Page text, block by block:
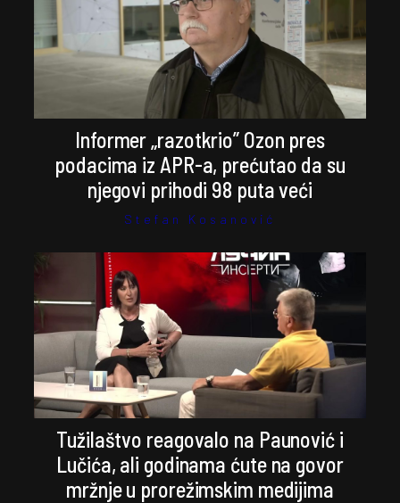
Informer „razotkrio” Ozon pres
podacima iz APR-a, prećutao da su
njegovi prihodi 98 puta veći
Stefan Kosanović
Tužilaštvo reagovalo na Paunović i
Lučića, ali godinama ćute na govor
mržnje u prorežimskim medijima